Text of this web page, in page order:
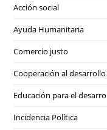
Acción social
Ayuda Humanitaria
Comercio justo
Cooperación al desarrollo
Educación para el
Incidencia Política